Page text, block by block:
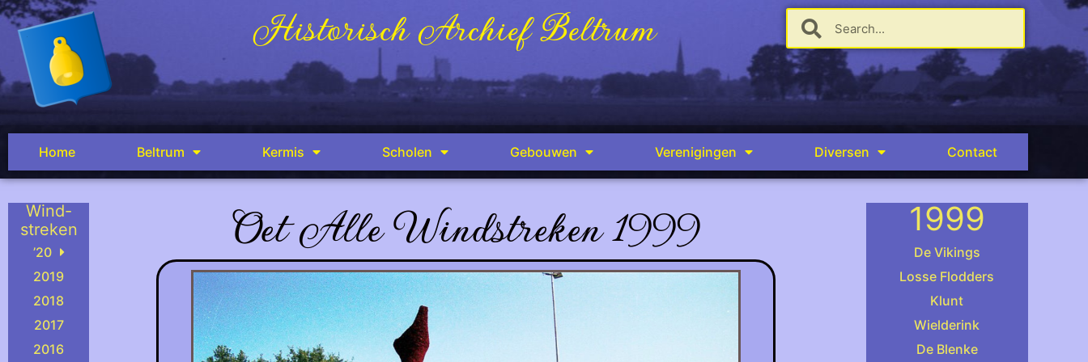
Historisch Archief Beltrum
Home Beltrum Kermis Scholen Gebouwen Verenigingen Diversen Contact
Wind-
streken
’20
2019
2018
2017
2016
Oet Alle Windstreken 1999 1999
De Vikings
Losse Flodders
Klunt
Wielderink
De Blenke